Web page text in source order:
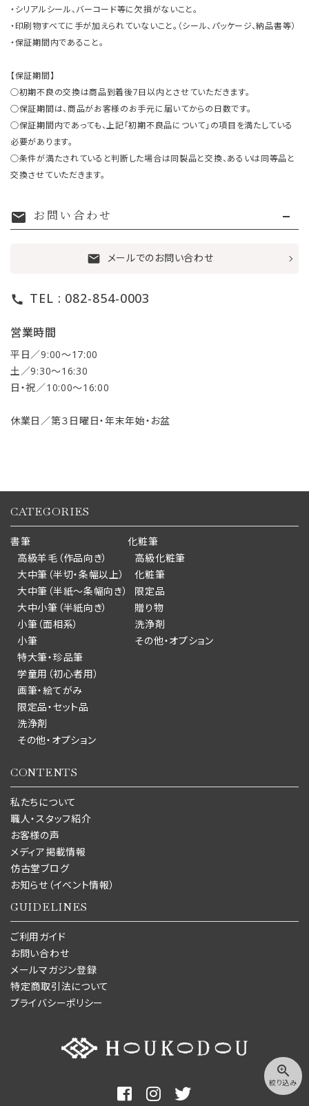
zoom_in
絞り込み
・シリアルシール、バーコード等に欠損がないこと。
・印刷物すべてに手が加えられていないこと。（シール、パッケージ、納品書等）
・保証期間内であること。
【保証期間】
○初期不良の交換は商品到着後7日以内とさせていただきます。
○保証期間は、商品がお客様のお手元に届いてからの日数です。
○保証期間内であっても、上記「初期不良品について」の項目を満たしている
必要があります。
○条件が満たされていると判断した場合は同製品と交換、あるいは同等品と
交換させていただきます。
mail お問い合わせ
mail メールでのお問い合わせ
call TEL : 082-854-0003
営業時間
平日／9:00〜17:00
土／9:30〜16:30
日・祝／10:00〜16:00
休業日／第３日曜日・年末年始・お盆
CATEGORIES
書筆
高級羊毛（作品向き）
大中筆（半切・条幅以上）
大中筆（半紙～条幅向き）
大中小筆（半紙向き）
小筆（面相系）
小筆
特大筆・珍品筆
学童用（初心者用）
画筆・絵てがみ
限定品・セット品
洗浄剤
その他・オプション
化粧筆
高級化粧筆
化粧筆
限定品
贈り物
洗浄剤
その他・オプション
CONTENTS
私たちについて
職人・スタッフ紹介
お客様の声
メディア掲載情報
仿古堂ブログ
お知らせ（イベント情報）
GUIDELINES
ご利用ガイド
お問い合わせ
メールマガジン登録
特定商取引法について
プライバシーポリシー